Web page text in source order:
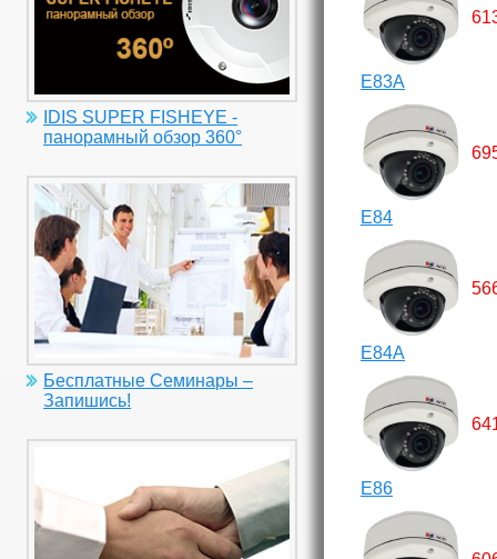
IDIS SUPER FISHEYE -
панорамный обзор 360°
Бесплатные Семинары –
Запишись!
E83A
E84
E84A
E86